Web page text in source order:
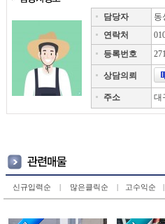
담당자
동
연락처
등록번호
상담의뢰
주소 대
신규입력순 | 많은클릭순 | 고수익순 |